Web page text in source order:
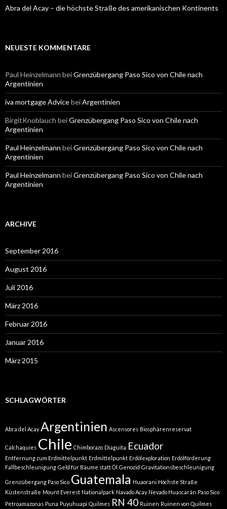
Abra del Acay – die höchste Straße des amerikanischen Kontinents
NEUESTE KOMMENTARE
Paul Heinzelmann beiGrenzübergang Paso Sico von Chile nach
Argentinien
iva mortgage AdvicebeiArgentinien
BirgitKnoblauch beiGrenzübergang Paso Sico von Chile nach
Argentinien
Paul Heinzelmann beiGrenzübergang Paso Sico von Chile nach
Argentinien
Paul Heinzelmann beiGrenzübergang Paso Sico von Chile nach
Argentinien
ARCHIVE
September 2016
August 2016
Juli 2016
März 2016
Februar 2016
Januar 2016
März 2015
SCHLAGWÖRTER
Abra del Acay Argentinien Ascensores Biosphärenreservat
Calchaquíes Chile Chimborazo Diaguita Ecuador
Entfernung zum Erdmittelpunkt Erdmittelpunkt Erdölexploration Erdölförderung
Fallbeschleunigung Geld für Bäume statt Öl Genozid Gravitationsbeschleunigung
Grenzübergang Paso Sico Guatemala Huaorani Höchste Straße
Küstenstraße Mount Everest Nationalpark Navado Acay Nevado Huascarán Paso Sico
Petroamazonas Puna Puyuhuapi Quilmes RN 40 Ruinen Ruinen von Quilmes